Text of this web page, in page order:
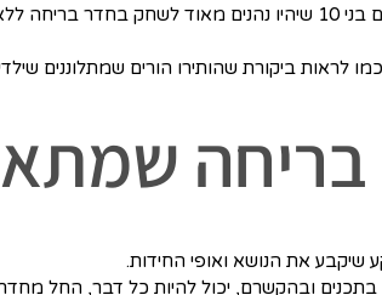
אנחנו בטוחים שיש עוד כמה ילדים בוגרים בני 10 שיהיו
לראות ביקורת שהותירו הורים שמתלוננים
בריחה
שיקבע את הנושא ואופי החידות.
בתכנים ובהקשרם, יכול להיות כל דבר, החל